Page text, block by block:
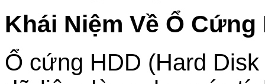
Khái Niệm Về Ổ Cứng
Ổ cứng HDD (Hard